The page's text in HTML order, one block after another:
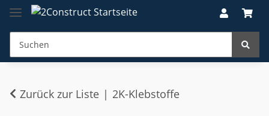
Zurück zur Liste 2K-Klebstoffe